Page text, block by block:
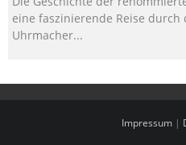
eine faszinierende Reise durch
Uhrmacher...
Impressum |